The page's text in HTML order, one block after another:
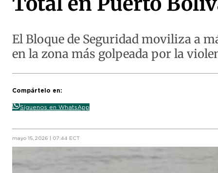
El Bloque de Seguridad moviliza a
en la zona más golpeada por la
Compártelo en:
Síguenos en WhatsApp
mayo 15, 2026 | 07:44 ECT